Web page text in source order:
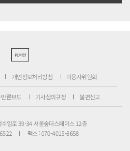
PC버전
개인정보처리방침 이용자위원회
반론보도 기사심의규정 불편신고
수일로 39-34 서울숲더스페이스 12층
팩스 : 070-4015-8658